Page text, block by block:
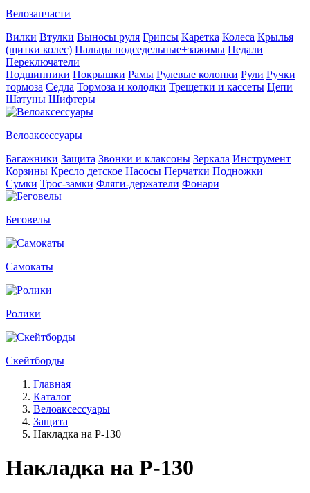
Велозапчасти
Вилки Втулки Выносы руля Грипсы Каретка Колеса Крылья
(щитки колес) Пальцы подседельные+зажимы Педали
Переключатели
Подшипники Покрышки Рамы Рулевые колонки Рули Ручки
тормоза Седла Тормоза и колодки Трещетки и кассеты Цепи
Шатуны Шифтеры
Велоаксессуары
Багажники Защита Звонки и клаксоны Зеркала Инструмент
Корзины Кресло детское Насосы Перчатки Подножки
Сумки Трос-замки Фляги-держатели Фонари
Беговелы
Самокаты
Ролики
Скейтборды
Главная
Каталог
Велоаксессуары
Защита
Накладка на Р-130
Накладка на Р-130